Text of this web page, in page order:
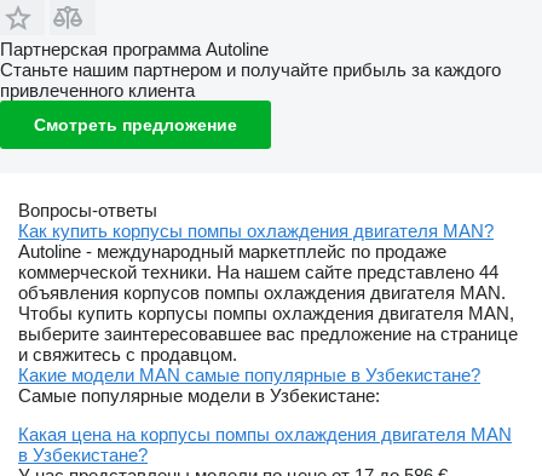
Партнерская программа Autoline
Станьте нашим партнером и получайте прибыль за каждого
привлеченного клиента
Смотреть предложение
Вопросы-ответы
Как купить корпусы помпы охлаждения двигателя MAN?
Autoline - международный маркетплейс по продаже
коммерческой техники. На нашем сайте представлено 44
объявления корпусов помпы охлаждения двигателя MAN.
Чтобы купить корпусы помпы охлаждения двигателя MAN,
выберите заинтересовавшее вас предложение на странице
и свяжитесь с продавцом.
Какие модели MAN самые популярные в Узбекистане?
Самые популярные модели в Узбекистане:
Какая цена на корпусы помпы охлаждения двигателя MAN
в Узбекистане?